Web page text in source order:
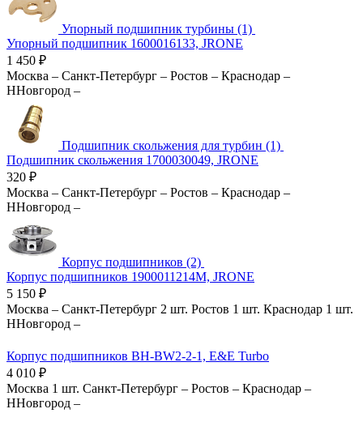
Упорный подшипник турбины (1)
Упорный подшипник 1600016133, JRONE
1 450 ₽
Москва – Санкт-Петербург – Ростов – Краснодар –
ННовгород –
Подшипник скольжения для турбин (1)
Подшипник скольжения 1700030049, JRONE
320 ₽
Москва – Санкт-Петербург – Ростов – Краснодар –
ННовгород –
Корпус подшипников (2)
Корпус подшипников 1900011214M, JRONE
5 150 ₽
Москва – Санкт-Петербург 2 шт. Ростов 1 шт. Краснодар 1 шт.
ННовгород –
Корпус подшипников BH-BW2-2-1, E&E Turbo
4 010 ₽
Москва 1 шт. Санкт-Петербург – Ростов – Краснодар –
ННовгород –